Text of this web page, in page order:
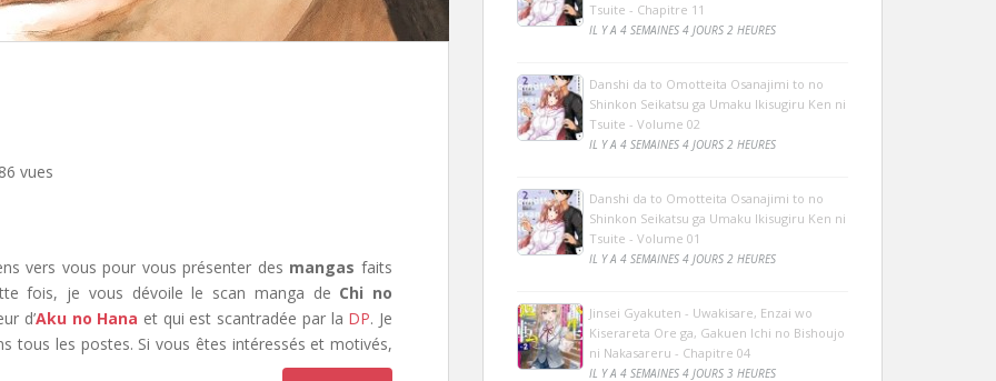
vues
vers vous pour vous présenter des mangas faits
fois, je vous dévoile le scan manga de Chi no
d’Aku no Hana et qui est scantradée par la DP. Je
tous les postes. Si vous êtes intéressés et motivés,
Tsuite - Chapitre 11
IL Y A 4 SEMAINES 4 JOURS 2 HEURES
Danshi da to Omotteita Osanajimi to no
Shinkon Seikatsu ga Umaku Ikisugiru Ken ni
Tsuite - Volume 02
IL Y A 4 SEMAINES 4 JOURS 2 HEURES
Danshi da to Omotteita Osanajimi to no
Shinkon Seikatsu ga Umaku Ikisugiru Ken ni
Tsuite - Volume 01
IL Y A 4 SEMAINES 4 JOURS 2 HEURES
Jinsei Gyakuten - Uwakisare, Enzai wo
Kiserareta Ore ga, Gakuen Ichi no Bishoujo
ni Nakasareru - Chapitre 04
IL Y A 4 SEMAINES 4 JOURS 3 HEURES